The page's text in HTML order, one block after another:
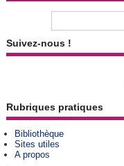
Suivez-nous !
Rubriques pratiques
Bibliothèque
Sites utiles
A propos